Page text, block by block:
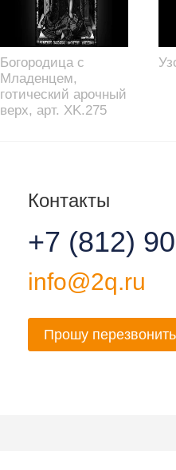
Богородица с
Младенцем,
готический арочный
верх, арт. XK.275
Контакты
+7 (812)
info@2q.ru
Прошу перезвонить